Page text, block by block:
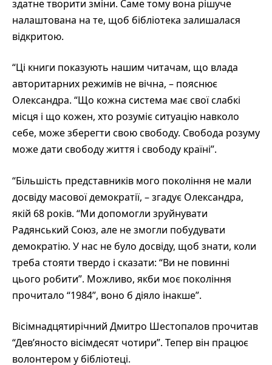
здатне творити зміни. Саме тому вона рішуче
налаштована на те, щоб бібліотека залишалася
відкритою.
“Ці книги показують нашим читачам, що влада
авторитарних режимів не вічна, – пояснює
Олександра. “Що кожна система має свої слабкі
місця і що кожен, хто розуміє ситуацію навколо
себе, може зберегти свою свободу. Свобода розуму
може дати свободу життя і свободу країні”.
“Більшість представників мого покоління не мали
досвіду масової демократії, – згадує Олександра,
якій 68 років. “Ми допомогли зруйнувати
Радянський Союз, але не змогли побудувати
демократію. У нас не було досвіду, щоб знати, коли
треба стояти твердо і сказати: “Ви не повинні
цього робити”. Можливо, якби моє покоління
прочитало “1984”, воно б діяло інакше”.
Вісімнадцятирічний Дмитро Шестопалов прочитав
“Дев’яносто вісімдесят чотири”. Тепер він працює
волонтером у бібліотеці.